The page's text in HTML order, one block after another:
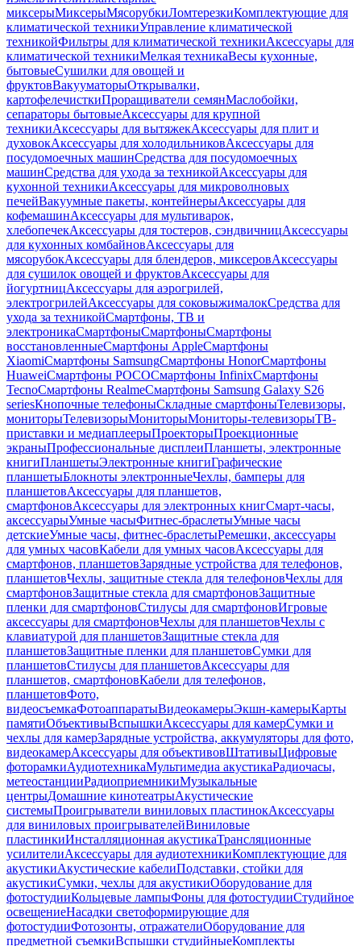
миксерыМиксерыМясорубкиЛомтерезкиКомплектующие для
климатической техникиУправление климатической
техникойФильтры для климатической техникиАксессуары для
климатической техникиМелкая техникаВесы кухонные,
бытовыеСушилки для овощей и
фруктовВакууматорыОткрывалки,
картофелечисткиПроращиватели семянМаслобойки,
сепараторы бытовыеАксессуары для крупной
техникиАксессуары для вытяжекАксессуары для плит и
духовокАксессуары для холодильниковАксессуары для
посудомоечных машинСредства для посудомоечных
машинСредства для ухода за техникойАксессуары для
кухонной техникиАксессуары для микроволновых
печейВакуумные пакеты, контейнерыАксессуары для
кофемашинАксессуары для мультиварок,
хлебопечекАксессуары для тостеров, сэндвичницАксессуары
для кухонных комбайновАксессуары для
мясорубокАксессуары для блендеров, миксеровАксессуары
для сушилок овощей и фруктовАксессуары для
йогуртницАксессуары для аэрогрилей,
электрогрилейАксессуары для соковыжималокСредства для
ухода за техникойСмартфоны, ТВ и
электроникаСмартфоныСмартфоныСмартфоны
восстановленныеСмартфоны AppleСмартфоны
XiaomiСмартфоны SamsungСмартфоны HonorСмартфоны
HuaweiСмартфоны POCOСмартфоны InfinixСмартфоны
TecnoСмартфоны RealmeСмартфоны Samsung Galaxy S26
seriesКнопочные телефоныСкладные смартфоныТелевизоры,
мониторыТелевизорыМониторыМониторы-телевизорыТВ-
приставки и медиаплеерыПроекторыПроекционные
экраныПрофессиональные дисплеиПланшеты, электронные
книгиПланшетыЭлектронные книгиГрафические
планшетыБлокноты электронныеЧехлы, бамперы для
планшетовАксессуары для планшетов,
смартфоновАксессуары для электронных книгСмарт-часы,
аксессуарыУмные часыФитнес-браслетыУмные часы
детскиеУмные часы, фитнес-браслетыРемешки, аксессуары
для умных часовКабели для умных часовАксессуары для
смартфонов, планшетовЗарядные устройства для телефонов,
планшетовЧехлы, защитные стекла для телефоновЧехлы для
смартфоновЗащитные стекла для смартфоновЗащитные
пленки для смартфоновСтилусы для смартфоновИгровые
аксессуары для смартфоновЧехлы для планшетовЧехлы с
клавиатурой для планшетовЗащитные стекла для
планшетовЗащитные пленки для планшетовСумки для
планшетовСтилусы для планшетовАксессуары для
планшетов, смартфоновКабели для телефонов,
планшетовФото,
видеосъемкаФотоаппаратыВидеокамерыЭкшн-камерыКарты
памятиОбъективыВспышкиАксессуары для камерСумки и
чехлы для камерЗарядные устройства, аккумуляторы для фото,
видеокамерАксессуары для объективовШтативыЦифровые
фоторамкиАудиотехникаМультимедиа акустикаРадиочасы,
метеостанцииРадиоприемникиМузыкальные
центрыДомашние кинотеатрыАкустические
системыПроигрыватели виниловых пластинокАксессуары
для виниловых проигрывателейВиниловые
пластинкиИнсталляционная акустикаТрансляционные
усилителиАксессуары для аудиотехникиКомплектующие для
акустикиАкустические кабелиПодставки, стойки для
акустикиСумки, чехлы для акустикиОборудование для
фотостудииКольцевые лампыФоны для фотостудииСтудийное
освещениеНасадки светоформирующие для
фотостудииФотозонты, отражателиОборудование для
предметной съемкиВспышки студийныеКомплекты